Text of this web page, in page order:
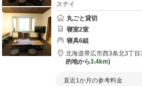
ステイ
丸ごと貸切
寝室2室
寝具6組
北海道帯広市西3条北3丁目
的地から3.4km
直近1か月の参考料金